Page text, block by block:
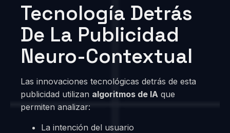
Tecnología Detrás
De La Publicidad
Neuro-Contextual
Las innovaciones tecnológicas detrás de esta
publicidad utilizan algoritmos de IA que
permiten analizar:
La intención del usuario